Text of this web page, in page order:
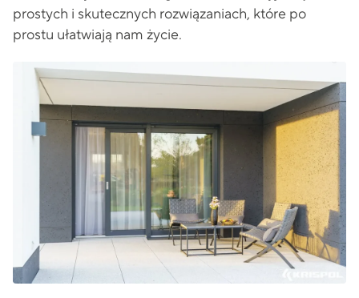
prostych i skutecznych rozwiązaniach, które po
prostu ułatwiają nam życie.